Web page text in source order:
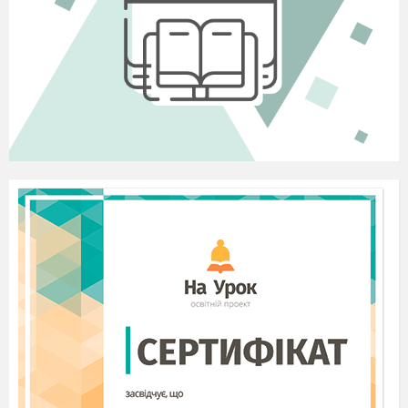
я кращу дам, ніж дав собі ти сам?..
Максим Рильський
Пояснювальна записка
Проблема з проблем: як виховати Людину у
найціннішому, найглибшому значенні цього
слова - символу. У педагогічному сенсі це –
людині, зміцнення і осердечнення її душі,
утвердження цінностей «доброго розуму»,
прагнення добра, любові, істини.
У початковій школі духовне виховання дітей
має виразну особливість, зумовлену передусім
віковими можливостями дітей і специфікою
навчального змісту. Тонкий знавець дитячої
душі В.О. Сухомлинський відзначив, що діти
живуть своїми уявленнями про добро і зло,
про честь і безчестя, про людську гідність; у